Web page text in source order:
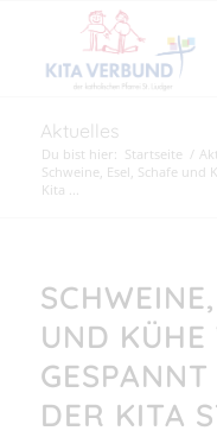
Aktuelles
Du bist hier: Startseite /
Schweine, Esel, Schafe
Kita ...
UND KÜHE
DER KITA